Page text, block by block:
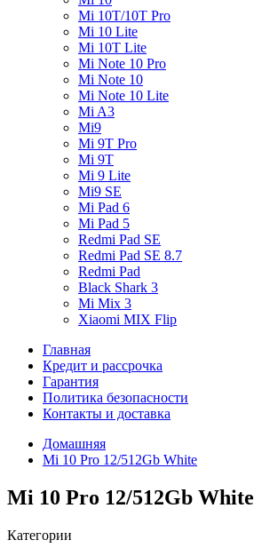
Mi 10T/10T Pro
Mi 10 Lite
Mi 10T Lite
Mi Note 10 Pro
Mi Note 10
Mi Note 10 Lite
Mi A3
Mi9
Mi 9T Pro
Mi 9T
Mi 9 Lite
Mi9 SE
Mi Pad 6
Mi Pad 5
Redmi Pad SE
Redmi Pad SE 8.7
Redmi Pad
Black Shark 3
Mi Mix 3
Xiaomi MIX Flip
Главная
Кредит и рассрочка
Гарантия
Политика безопасности
Контакты и доставка
Домашняя
Mi 10 Pro 12/512Gb White
Mi 10 Pro 12/512Gb White
Категории